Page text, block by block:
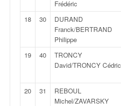
Frédéric
18 30
DURAND
Franck/BERTRAND
Philippe
19 40
TRONCY
David/TRONCY Cédric
20 31
REBOUL
Michel/ZAVARSKY